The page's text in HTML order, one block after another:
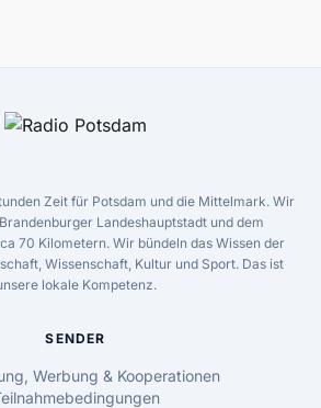
Zeit für Potsdam und die Mittelmark. Wir
Landeshauptstadt und dem
70 Kilometern. Wir bündeln das Wissen der
Wissenschaft, Kultur und Sport. Das ist
lokale Kompetenz.
SENDER
Werbung & Kooperationen